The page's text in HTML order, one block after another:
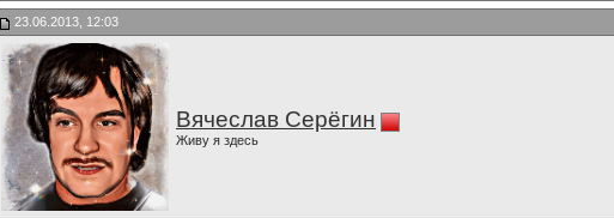
23.06.2013, 12:03
Вячеслав Серёгин
Живу я здесь